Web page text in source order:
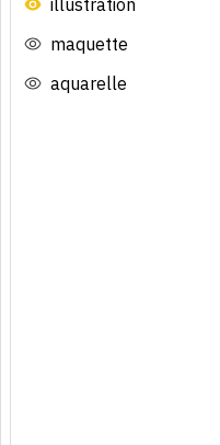
maquette
aquarelle